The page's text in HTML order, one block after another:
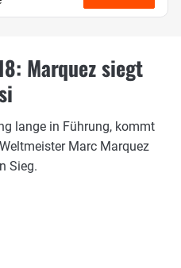
Marquez siegt
lange in Führung, kommt
Marc Marquez
Sieg.